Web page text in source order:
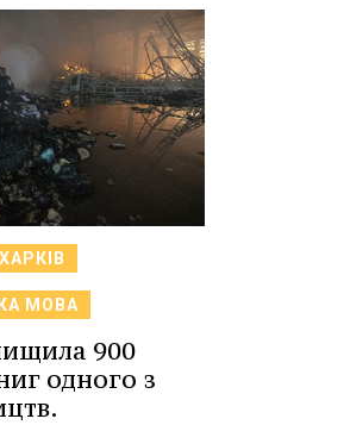
ХАРКІВ
МОВА
900
одного з